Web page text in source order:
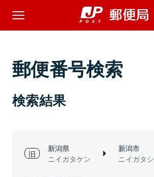
郵便番号検索
検索結果
新潟県
ニイガタケン
新潟市
ニイガタシ